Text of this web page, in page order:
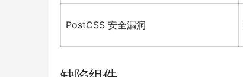
PostCSS 安全漏洞